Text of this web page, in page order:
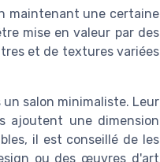
maintenant une certaine
mise en valeur par des
et de textures variées
salon minimaliste. Leur
ajoutent une dimension
il est conseillé de les
ou des œuvres d'art